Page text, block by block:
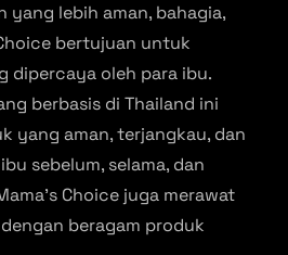
yang lebih aman, bahagia,
bertujuan untuk
dipercaya oleh para ibu.
berbasis di Thailand ini
yang aman, terjangkau, dan
sebelum, selama, dan
Choice juga merawat
beragam produk